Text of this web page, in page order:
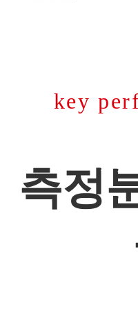
key
측정